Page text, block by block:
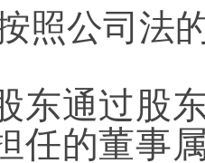
照公司法
东通过股
任的董事